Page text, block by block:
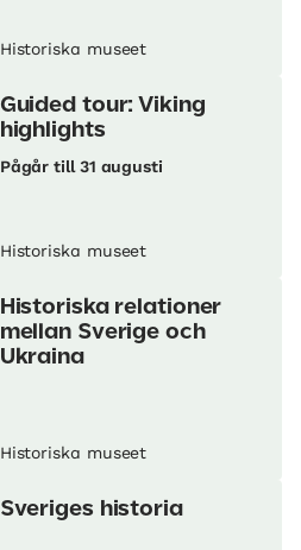
Historiska museet
Guided tour: Viking
highlights
Pågår till 31 augusti
Historiska museet
Historiska relationer
mellan Sverige och
Ukraina
Historiska museet
Sveriges historia